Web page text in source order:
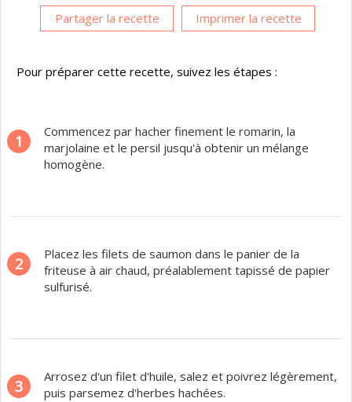
Partager la recette Imprimer la recette
Pour préparer cette recette, suivez les étapes :
1
Commencez par hacher finement le romarin, la
marjolaine et le persil jusqu'à obtenir un mélange
homogène.
2
Placez les filets de saumon dans le panier de la
friteuse à air chaud, préalablement tapissé de papier
sulfurisé.
3
Arrosez d'un filet d'huile, salez et poivrez légèrement,
puis parsemez d'herbes hachées.